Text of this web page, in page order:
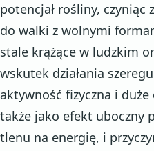
potencjał rośliny, czyniąc
do walki z wolnymi
stale krążące w ludzkim
wskutek działania
aktywność fizyczna i
także jako efekt uboczny
tlenu na energię, i